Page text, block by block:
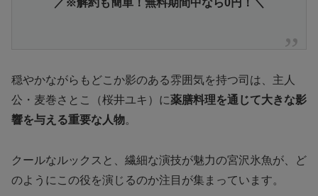
／※解約も簡単！無料期間中なら0円！＼
穏やかながらもどこか影のある雰囲気を持つ司は、主人
公・麦巻さとこ（桜井ユキ）に薬膳料理を通じて大きな影
響を与える重要な人物。
クールなルックスと、繊細な演技が魅力の宮沢氷魚が、ど
のようにこの役を演じるのか注目が集まっています。